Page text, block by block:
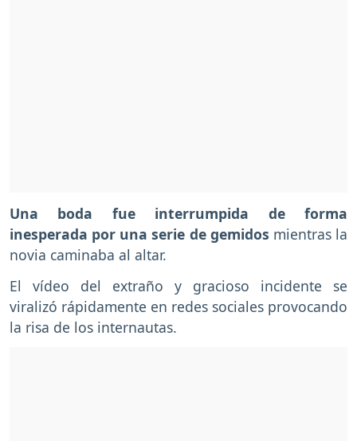
Una boda fue interrumpida de forma
inesperada por una serie de gemidos mientras la
novia caminaba al altar.
El vídeo del extraño y gracioso incidente se
viralizó rápidamente en redes sociales provocando
la risa de los internautas.